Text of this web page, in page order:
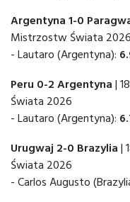
Argentyna 1-0
Mistrzostw Świata 2026
- Lautaro (Argentyna):
Peru 0-2 Argentyna |
Świata 2026
- Lautaro (Argentyna):
Urugwaj 2-0 Brazylia |
Świata 2026
- Carlos Augusto